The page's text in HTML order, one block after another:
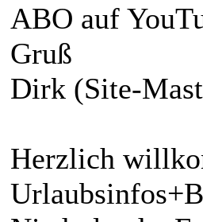
ABO auf
Gruß
Dirk (Site-
Herzlich